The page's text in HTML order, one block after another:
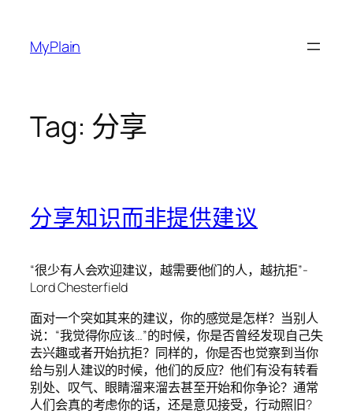
content
MyPlain
Tag: 分享
分享知识而非提供建议
“很少有人会欢迎建议，越需要他们的人，越抗拒”-
Lord Chesterfield
面对一个突如其来的建议，你的感觉是怎样？当别人
说：“我觉得你应该…”的时候，你是否曾经发现自己失
去兴趣或者开始抗拒？同样的，你是否也觉察到当你
给与别人建议的时候，他们的反应？他们有没有转看
别处、叹气、眼睛溜来溜去甚至开始和你争论？通常
人们会真的考虑你的话，还是意见接受，行动照旧?